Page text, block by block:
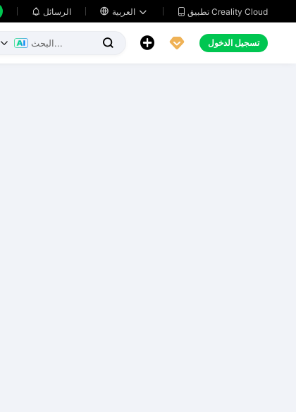
 الرسائل    تطبيق Creality Cloud
    تسجيل الدخول